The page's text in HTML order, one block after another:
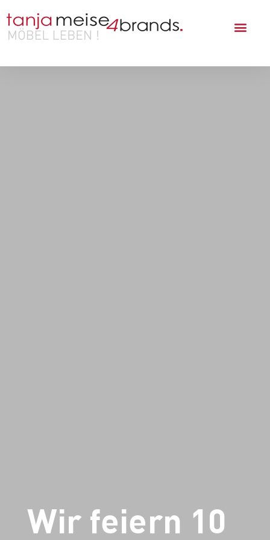
Wir feiern 10